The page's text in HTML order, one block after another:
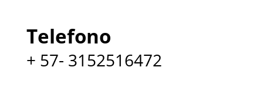
Telefono
+ 57- 3152516472